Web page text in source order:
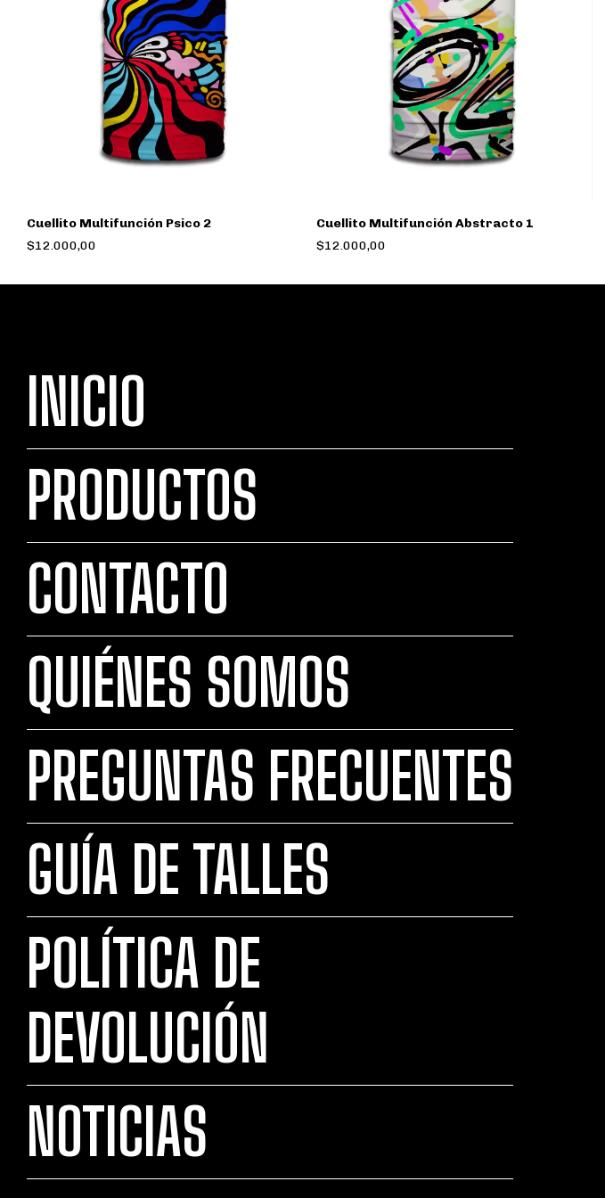
Cuellito Multifunción Psico 2
$12.000,00
Cuellito Multifunción Abstracto 1
$12.000,00
INICIO
PRODUCTOS
CONTACTO
QUIÉNES SOMOS
PREGUNTAS FRECUENTES
GUÍA DE TALLES
POLÍTICA DE
DEVOLUCIÓN
NOTICIAS